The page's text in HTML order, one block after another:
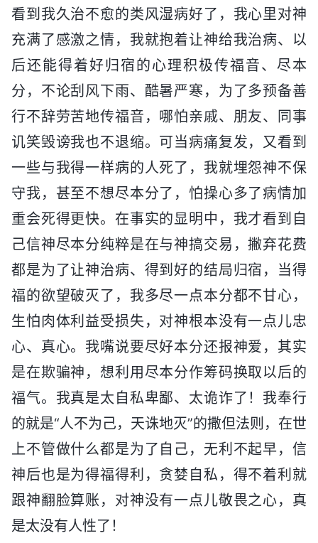
看到我久治不愈的类风湿病好了，我心里对神
充满了感激之情，我就抱着让神给我治病、以
后还能得着好归宿的心理积极传福音、尽本
分，不论刮风下雨、酷暑严寒，为了多预备善
行不辞劳苦地传福音，哪怕亲戚、朋友、同事
讥笑毁谤我也不退缩。可当病痛复发，又看到
一些与我得一样病的人死了，我就埋怨神不保
守我，甚至不想尽本分了，怕操心多了病情加
重会死得更快。在事实的显明中，我才看到自
己信神尽本分纯粹是在与神搞交易，撇弃花费
都是为了让神治病、得到好的结局归宿，当得
福的欲望破灭了，我多尽一点本分都不甘心，
生怕肉体利益受损失，对神根本没有一点儿忠
心、真心。我嘴说要尽好本分还报神爱，其实
是在欺骗神，想利用尽本分作筹码换取以后的
福气。我真是太自私卑鄙、太诡诈了！我奉行
的就是“人不为己，天诛地灭”的撒但法则，在世
上不管做什么都是为了自己，无利不起早，信
神后也是为得福得利，贪婪自私，得不着利就
跟神翻脸算账，对神没有一点儿敬畏之心，真
是太没有人性了！